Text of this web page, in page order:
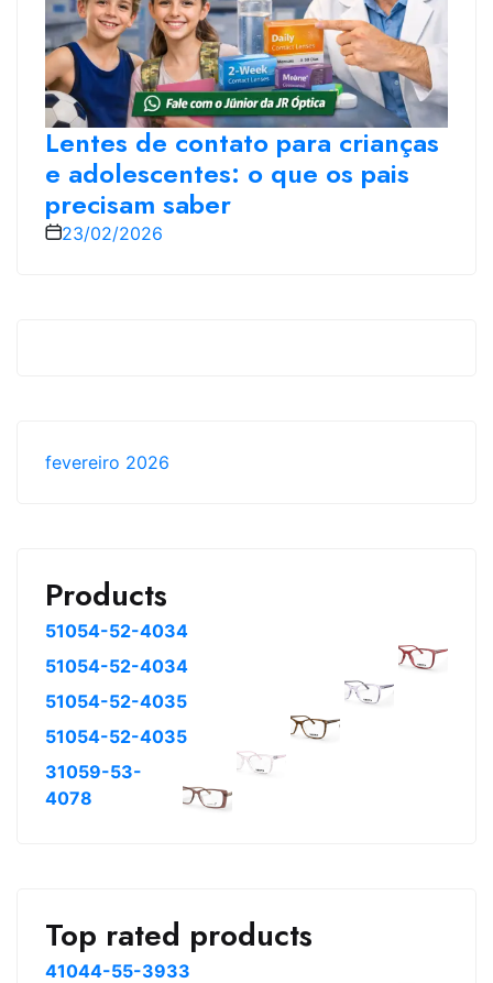
Lentes de contato para crianças
e adolescentes: o que os pais
precisam saber
23/02/2026
fevereiro 2026
Products
51054-52-4034
51054-52-4034
51054-52-4035
51054-52-4035
31059-53-
4078
Top rated products
41044-55-3933